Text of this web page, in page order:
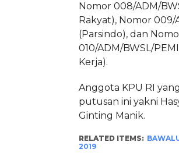
Nomor 008/ADM/
Rakyat), Nomor 009/
(Parsindo), dan
010/ADM/BWSL/
Kerja).
Anggota KPU RI
putusan ini yakni
Ginting Manik.
RELATED ITEMS:
2019